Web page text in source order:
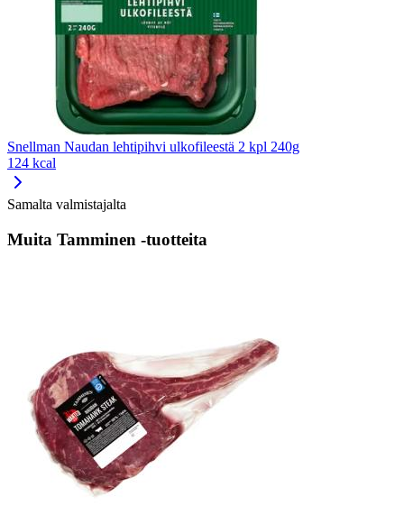
Snellman Naudan lehtipihvi ulkofileestä 2 kpl 240g
124 kcal
Samalta valmistajalta
Muita Tamminen -tuotteita